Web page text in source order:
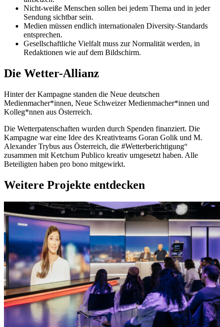
Nicht-weiße Menschen sollen bei jedem Thema und in jeder
Sendung sichtbar sein.
Medien müssen endlich internationalen Diversity-Standards
entsprechen.
Gesellschaftliche Vielfalt muss zur Normalität werden, in
Redaktionen wie auf dem Bildschirm.
Die Wetter-Allianz
Hinter der Kampagne standen die Neue deutschen
Medienmacher*innen, Neue Schweizer Medienmacher*innen und
Kolleg*nnen aus Österreich.
Die Wetterpatenschaften wurden durch Spenden finanziert. Die
Kampagne war eine Idee des Kreativteams Goran Golik und M.
Alexander Trybus aus Österreich, die #Wetterberichtigung“
zusammen mit Ketchum Publico kreativ umgesetzt haben. Alle
Beteiligten haben pro bono mitgewirkt.
Weitere Projekte entdecken